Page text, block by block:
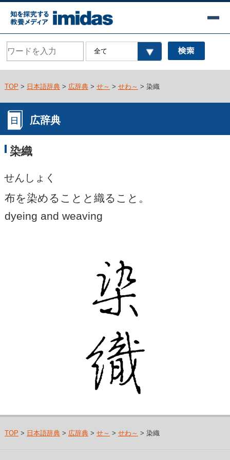
TOP > 日本語辞典> 広辞典> せ～ > せわ～ > 染織
広辞典
染織
せんしょく
布を染めることと織ること。
dyeing and weaving
TOP > 日本語辞典> 広辞典> せ～ > せわ～ > 染織